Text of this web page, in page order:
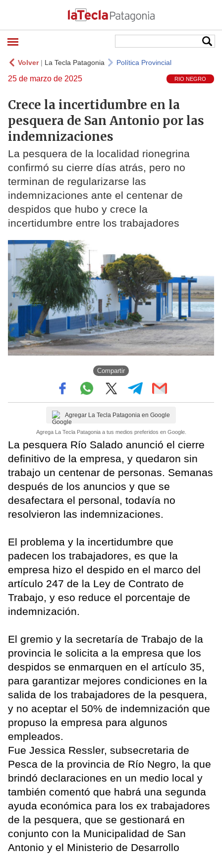
Volver| La Tecla Patagonia Política Provincial
25 de marzo de 2025 RIO NEGRO
Crece la incertidumbre en la
pesquera de San Antonio por las
indemnizaciones
La pesquera de la localidad rionegrina
confirmó su cierre días atrás, pero no
terminan de regularizarse las
indemnizaciones ante el centenar de
despidos que hubo y crece la
incertidumbre entre los trabajadores
Compartir
Agregar La Tecla Patagonia en Google
Agrega La Tecla Patagonia a tus medios preferidos en Google.
La pesquera Río Salado anunció el cierre
definitivo de la empresa, y quedaron sin
trabajo un centenar de personas. Semanas
después de los anuncios y que se
desafectara el personal, todavía no
resolvieron las indemnizaciones.
El problema y la incertidumbre que
padecen los trabajadores, es que la
empresa hizo el despido en el marco del
artículo 247 de la Ley de Contrato de
Trabajo, y eso reduce el porcentaje de
indemnización.
El gremio y la secretaría de Trabajo de la
provincia le solicita a la empresa que los
despidos se enmarquen en el artículo 35,
para garantizar mejores condiciones en la
salida de los trabajadores de la pesquera,
y no aceptar el 50% de indemnización que
propuso la empresa para algunos
empleados.
Fue Jessica Ressler, subsecretaria de
Pesca de la provincia de Río Negro, la que
brindó declaraciones en un medio local y
también comentó que habrá una segunda
ayuda económica para los ex trabajadores
de la pesquera, que se gestionará en
conjunto con la Municipalidad de San
Antonio y el Ministerio de Desarrollo